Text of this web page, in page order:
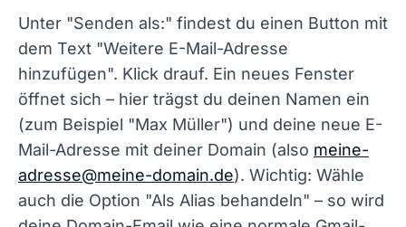
Unter "Senden als:" findest du einen Button mit
dem Text "Weitere E-Mail-Adresse
hinzufügen". Klick drauf. Ein neues Fenster
öffnet sich – hier trägst du deinen Namen ein
(zum Beispiel "Max Müller") und deine neue E-
Mail-Adresse mit deiner Domain (also meine-
adresse@meine-domain.de). Wichtig: Wähle
auch die Option "Als Alias behandeln" – so wird